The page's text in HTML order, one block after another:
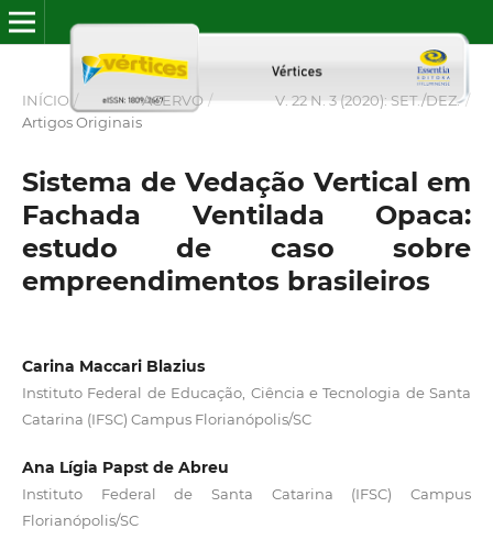
INÍCIO / ACERVO / V. 22 N. 3 (2020): SET./DEZ. /
Artigos Originais
Sistema de Vedação Vertical em
Fachada Ventilada Opaca:
estudo de caso sobre
empreendimentos brasileiros
Carina Maccari Blazius
Instituto Federal de Educação, Ciência e Tecnologia de Santa
Catarina (IFSC) Campus Florianópolis/SC
Ana Lígia Papst de Abreu
Instituto Federal de Santa Catarina (IFSC) Campus
Florianópolis/SC